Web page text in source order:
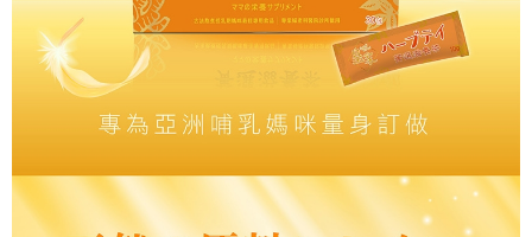
時審查核予不同之上限額度；若仍有額度不足之情形，本公司將視審查結果
請求用戶進行身份認證。
５．嚴禁一人註冊多個帳號或使用他人資訊註冊。若發現惡意使用之情形，
恩沛科技股份有限公司將有權停止該用戶之使用額度並採取法律行動。